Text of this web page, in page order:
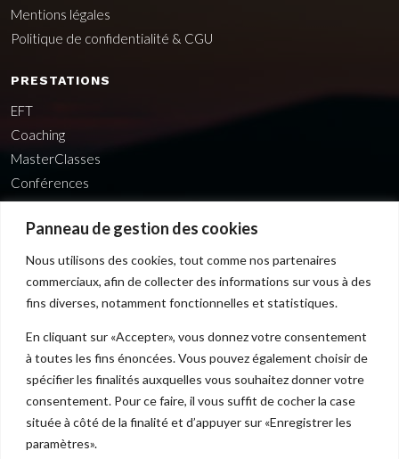
Panneau de gestion des cookies
Nous utilisons des cookies, tout comme nos partenaires
commerciaux, afin de collecter des informations sur vous à des
fins diverses, notamment fonctionnelles et statistiques.
En cliquant sur «Accepter», vous donnez votre consentement
à toutes les fins énoncées. Vous pouvez également choisir de
spécifier les finalités auxquelles vous souhaitez donner votre
consentement. Pour ce faire, il vous suffit de cocher la case
située à côté de la finalité et d’appuyer sur «Enregistrer les
paramètres».
Mentions légales
Politique de confidentialité & CGU
PRESTATIONS
EFT
Coaching
MasterClasses
Conférences
Ateliers
Produits & Accessoires
1, place du Marechal Lyautey
Tél : 07 86 68 89 98
Mail : store@terre-en-ciel.com